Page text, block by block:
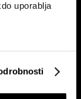
uporablja